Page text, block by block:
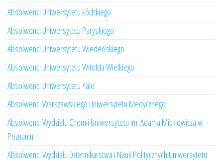
Absolwenci Uniwersytetu Łódzkiego
Absolwenci Uniwersytetu Paryskiego
Absolwenci Uniwersytetu Wiedeńskiego
Absolwenci Uniwersytetu Witolda Wielkiego
Absolwenci Uniwersytetu Yale
Absolwenci Warszawskiego Uniwersytetu Medycznego
Absolwenci Wydziału Chemii Uniwersytetu im. Adama Mickiewicza w
Poznaniu
Absolwenci Wydziału Dziennikarstwa i Nauk Politycznych Uniwersytetu